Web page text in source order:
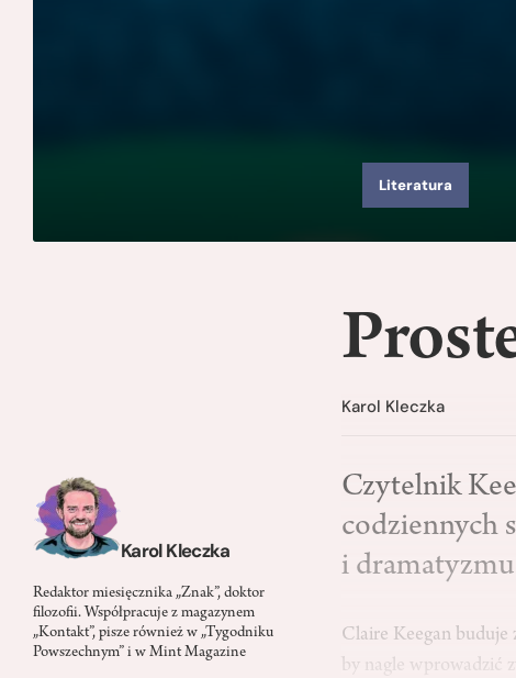
Literatura
Karol Kleczka
Redaktor miesięcznika „Znak”, doktor
filozofii. Współpracuje z magazynem
„Kontakt”, pisze również w „Tygodniku
Powszechnym” i w Mint Magazine
Karol Kleczka
Czytelnik
codziennych
i
Claire Keegan buduje
by nagle wprowadzić